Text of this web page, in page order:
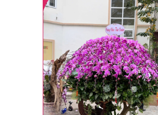
Lưu ý trước khi đặt
• Về cây hoa: Một chậu
khác nhau đôi chút giữa
nhiều, nở ít khi shop có
• Về kiểu dáng & phụ
nếu có thay đổi về màu
loại hoa và phụ kiện